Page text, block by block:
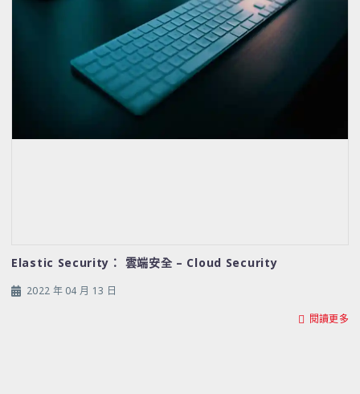
Elastic Security： 雲端安全 – Cloud Security
2022 年 04 月 13 日
閱讀更多